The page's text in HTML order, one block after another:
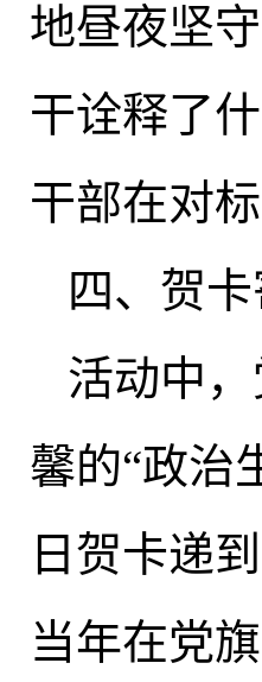
地昼夜坚
干诠释了
干部在对
四、贺
活动中 ，
馨的“政治
日贺卡递
当年在党